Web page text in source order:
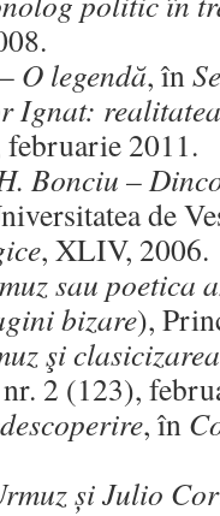
O legendă, în
Ignat:
2011.
Bonciu –
de
, XLIV, 2006.
sau poetica
bizare),
şi
2 (123),
, în
și Julio